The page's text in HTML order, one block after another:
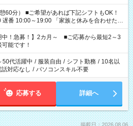
下記シフトもOK！
19:00 「家族と休みを合わせた
て夕飯の準備がしたい」 「できれば残業はし
望を教えてくださいね。 ※Wワーク希望
仕事で希望する勤務時間と、もう1つのお仕事
で週40時間を超える場合は応募できません。
中！急募！】2カ月～ ■ご応募から最短2～3
能です！
50代活躍中 / 服装自由 / シフト勤務 / 10名以
話対応なし / パソコンスキル不要
応募する 詳細へ
掲載日：2026.08.06